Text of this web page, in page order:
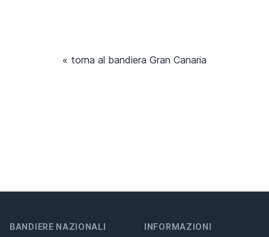
« torna al bandiera Gran Canaria
BANDIERE NAZIONALI INFORMAZIONI